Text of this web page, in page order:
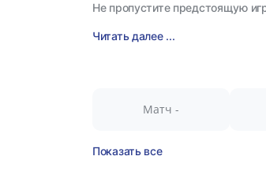
Не пропустите предстоящую
Читать далее ...
Матч -
Показать все